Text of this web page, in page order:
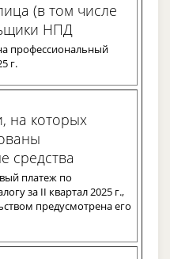
(в том числе
НПД
профессиональный
г.
на которых
средства
платеж по
за II квартал 2025 г.,
предусмотрена его